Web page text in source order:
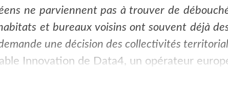
ne parviennent pas à trouver de
et bureaux voisins ont souvent déjà
une décision des collectivités
Innovation de Data4, un opérateur